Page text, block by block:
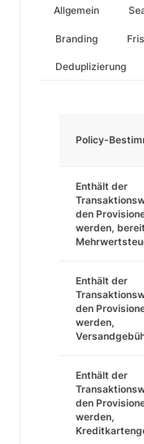
Allgemein
Branding
Deduplizierung
Policy-
Enthält der
den
werden,
Enthält der
den
werden,
Enthält der
den
werden,